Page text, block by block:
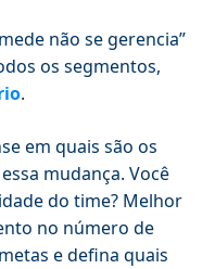
não se gerencia”
os segmentos,
.
em quais são os
mudança. Você
do time? Melhor
no número de
e defina quais